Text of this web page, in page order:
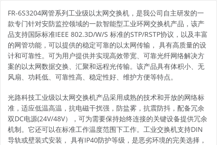
FR-6S3204网管系列工业级以太网交换机，是我公司自主研发的一
款专门针对安防监控领域的一款智能型工业环网交换机产品，该产
品支持国际标准IEEE 802.3D/W/S 标准的STP/RSTP协议，以及丰富
的网管功能，可以提供的稳定可靠的以太网传输， 具有高质量的设
计和可靠性。可为用户提供并实现高效带宽、可靠光纤网络解决方
案的以太网数据交换、汇聚和远程光传输。该产品具有体积小、无
风扇、功耗低、可靠性高、稳定性好、维护方便等特点。
光路科技工业级以太网交换机产品采用成熟的技术和开放的网络标
准，适应低温高温，抗电磁干扰强，防盐雾，抗震防抖，配备冗余
双DC电源(24V/48V），可为需要保持始终连接的关键设备提供冗余
机制。它还可以在标准工作温度范围下工作。工业交换机支持DIN
导轨或壁装式安装， 具有IP40防护等级，是恶劣环境的完美选择，